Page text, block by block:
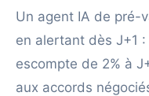
Un agent IA de pré-
en alertant dès J+1
escompte de 2% à
aux accords